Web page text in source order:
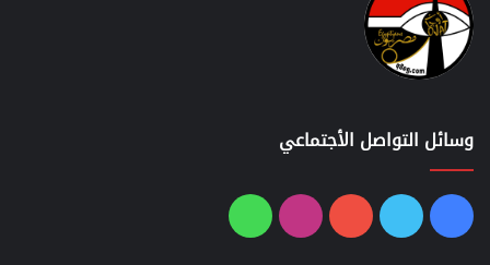
وسائل التواصل الأجتماعي
فيسبوك
تويتر يوتيوبانستقرامواتساب